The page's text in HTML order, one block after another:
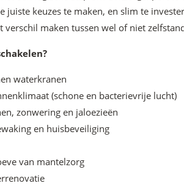
juiste keuzes te maken, en slim te
maken tussen wel of niet
waterkranen
(schone en bacterievrije lucht)
zonwering en jaloezieën
en huisbeveiliging
van mantelzorg